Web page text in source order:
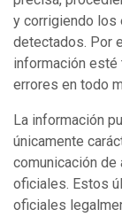
y corrigiendo los
detectados. Por
información esté
errores en todo
La información
únicamente
comunicación
oficiales. Estos
oficiales